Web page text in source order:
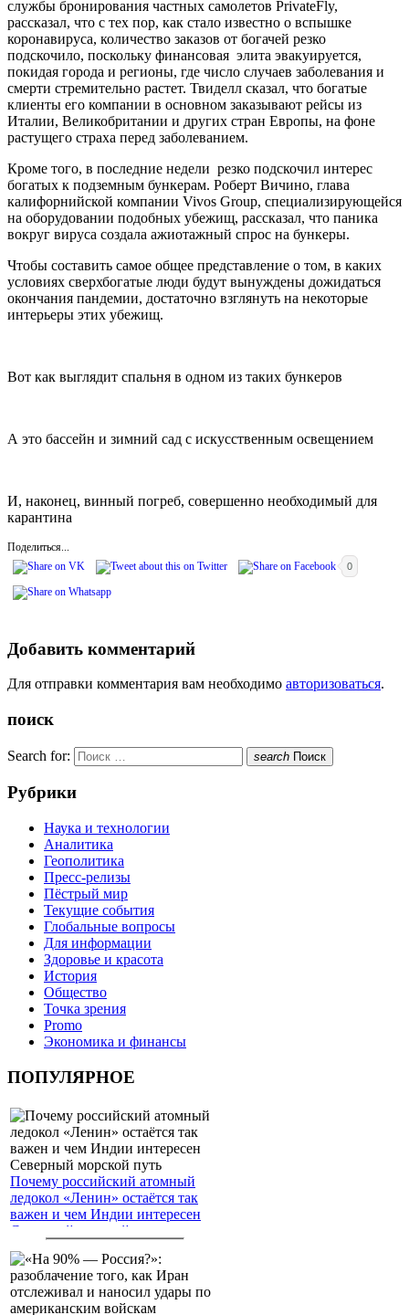
службы бронирования частных самолетов PrivateFly,
рассказал, что с тех пор, как стало известно о вспышке
коронавируса, количество заказов от богачей резко
подскочило, поскольку финансовая элита эвакуируется,
покидая города и регионы, где число случаев заболевания и
смерти стремительно растет. Твиделл сказал, что богатые
клиенты его компании в основном заказывают рейсы из
Италии, Великобритании и других стран Европы, на фоне
растущего страха перед заболеванием.
Кроме того, в последние недели резко подскочил интерес
богатых к подземным бункерам. Роберт Вичино, глава
калифорнийской компании Vivos Group, специализирующейся
на оборудовании подобных убежищ, рассказал, что паника
вокруг вируса создала ажиотажный спрос на бункеры.
Чтобы составить самое общее представление о том, в каких
условиях сверхбогатые люди будут вынуждены дожидаться
окончания пандемии, достаточно взглянуть на некоторые
интерьеры этих убежищ.
Вот как выглядит спальня в одном из таких бункеров
А это бассейн и зимний сад с искусственным освещением
И, наконец, винный погреб, совершенно необходимый для
карантина
Поделиться...
0
Добавить комментарий
Для отправки комментария вам необходимо авторизоваться.
поиск
Search for: search Поиск
Рубрики
Наука и технологии
Аналитика
Геополитика
Пресс-релизы
Пёстрый мир
Текущие события
Глобальные вопросы
Для информации
Здоровье и красота
История
Общество
Точка зрения
Promo
Экономика и финансы
ПОПУЛЯРНОЕ
Почему российский атомный
ледокол «Ленин» остаётся так
важен и чем Индии интересен
Северный морской путь